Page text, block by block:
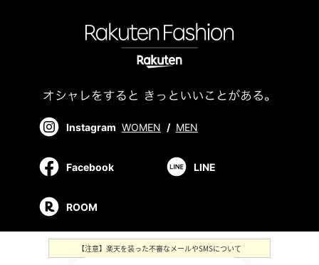
Instagram WOMEN / MEN
Facebook LINE
ROOM
【注意】楽天を装った不審なメールやSMSについて